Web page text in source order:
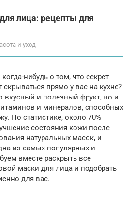
лица: рецепты для
и уход
нибудь о том, что секрет
прямо у вас на кухне?
вкусный и полезный фрукт, но и
и минералов, способных
По статистике, около 70%
состояния кожи после
натуральных масок, и
из самых популярных и
вместе раскрыть все
маски для лица и подобрать
для вас.